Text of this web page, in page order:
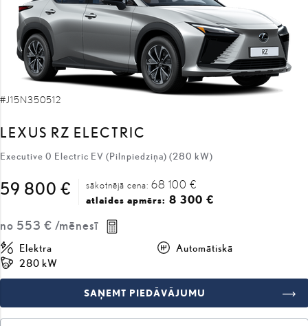
#J15N350512
LEXUS RZ ELECTRIC
Executive 0 Electric EV (Pilnpiedziņa) (280 kW)
59 800 € sākotnējā cena: 68 100 €
atlaides apmērs: 8 300 €
no 553 € /mēnesī
Elektra
Automātiskā
280 kW
SAŅEMT PIEDĀVĀJUMU